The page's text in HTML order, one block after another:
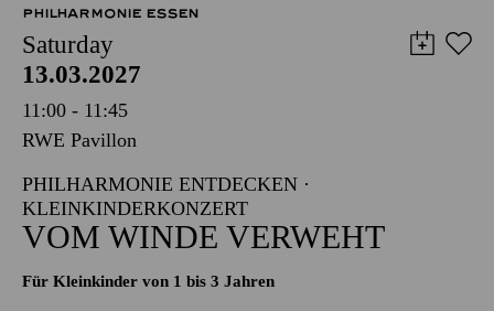
PHILHARMONIE ESSEN
Saturday
13.03.2027
11:00 - 11:45
RWE Pavillon
PHILHARMONIE ENTDECKEN ·
KLEINKINDERKONZERT
VOM WINDE VERWEHT
Für Kleinkinder von 1 bis 3 Jahren